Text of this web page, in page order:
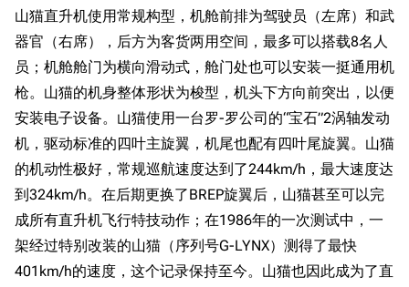
山猫直升机使用常规构型，机舱前排为驾驶员（左席）和武
器官（右席），后方为客货两用空间，最多可以搭载8名人
员；机舱舱门为横向滑动式，舱门处也可以安装一挺通用机
枪。山猫的机身整体形状为梭型，机头下方向前突出，以便
安装电子设备。山猫使用一台罗-罗公司的“宝石”2涡轴发动
机，驱动标准的四叶主旋翼，机尾也配有四叶尾旋翼。山猫
的机动性极好，常规巡航速度达到了244km/h，最大速度达
到324km/h。在后期更换了BREP旋翼后，山猫甚至可以完
成所有直升机飞行特技动作；在1986年的一次测试中，一
架经过特别改装的山猫（序列号G-LYNX）测得了最快
401km/h的速度，这个记录保持至今。山猫也因此成为了直